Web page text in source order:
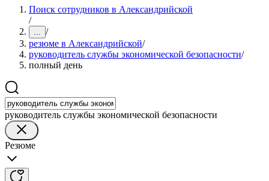
Поиск сотрудников в Александрийской
/
... /
резюме в Александрийской/
руководитель службы экономической безопасности/
полный день
руководитель службы экономической безопасности
Резюме